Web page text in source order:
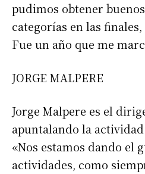
pudimos obtener
categorías en las
Fue un año que me
JORGE MALPERE
Jorge Malpere es el
apuntalando la
«Nos estamos dando el
actividades, como